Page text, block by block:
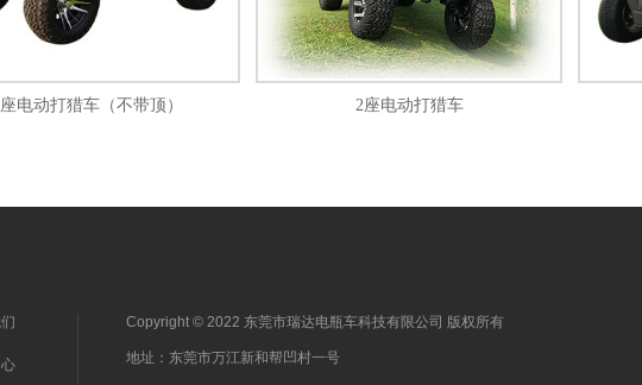
电动打猎车（不带顶） 2座电动打猎车
Copyright © 2022 东莞市瑞达电瓶车科技有限公司 版权所有
地址：东莞市万江新和帮凹村一号